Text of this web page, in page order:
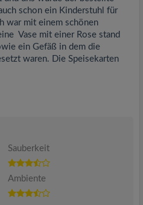
schon ein Kinderstuhl für
war mit einem schönen
Vase mit einer Rose stand
ein Gefäß in dem die
waren. Die Speisekarten
Sauberkeit
Ambiente